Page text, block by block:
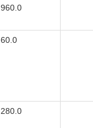
960.0
60.0
280.0